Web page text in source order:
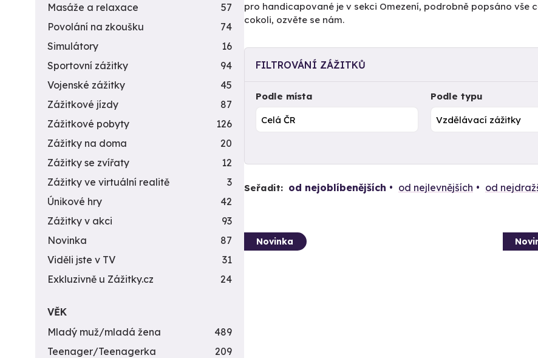
pro handicapované je v sekci Omezení, podrobně popsáno vše
cokoli, ozvěte se nám.
FILTROVÁNÍ ZÁŽITKŮ
Podle místa Podle typu
Seřadit: od nejoblíbenějších od nejlevnějších od
Novinka
Masáže a relaxace
57
Povolání na zkoušku
74
Simulátory
16
Sportovní zážitky
94
Vojenské zážitky
45
Zážitkové jízdy
87
Zážitkové pobyty
126
Zážitky na doma
20
Zážitky se zvířaty
12
Zážitky ve virtuální realitě
3
Únikové hry
42
Zážitky v akci
93
Novinka
87
Viděli jste v TV
31
Exkluzivně u Zážitky.cz
24
VĚK
Mladý muž/mladá žena
489
Teenager/Teenagerka
209